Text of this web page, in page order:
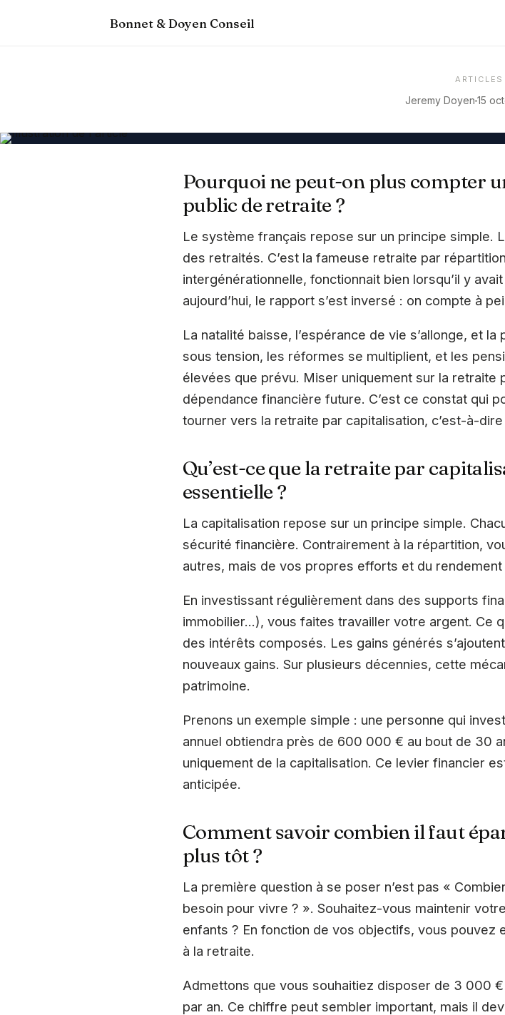
Bonnet & Doyen Conseil
ARTICLES
Jeremy Doyen 15
Pourquoi ne peut-on plus compter
public de retraite ?
Le système français repose sur un principe simple.
des retraités. C’est la fameuse retraite par
intergénérationnelle, fonctionnait bien lorsqu’il y
aujourd’hui, le rapport s’est inversé : on compte à
La natalité baisse, l’espérance de vie s’allonge, et
sous tension, les réformes se multiplient, et les
élevées que prévu. Miser uniquement sur la retraite
dépendance financière future. C’est ce constat qui
tourner vers la retraite par capitalisation, c’est-à-
Qu’est-ce que la retraite par
essentielle ?
La capitalisation repose sur un principe simple.
sécurité financière. Contrairement à la répartition,
autres, mais de vos propres efforts et du
En investissant régulièrement dans des supports
immobilier…), vous faites travailler votre argent. Ce
des intérêts composés. Les gains générés
nouveaux gains. Sur plusieurs décennies, cette
patrimoine.
Prenons un exemple simple : une personne qui
annuel obtiendra près de 600 000 € au bout de 30
uniquement de la capitalisation. Ce levier financier
anticipée.
Comment savoir combien il faut
plus tôt ?
La première question à se poser n’est pas «
besoin pour vivre ? ». Souhaitez-vous maintenir
enfants ? En fonction de vos objectifs, vous pouvez
à la retraite.
Admettons que vous souhaitiez disposer de 3 000
par an. Ce chiffre peut sembler important, mais il